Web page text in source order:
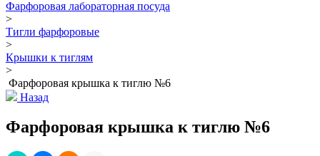
Фарфоровая лабораторная посуда
>
Тигли фарфоровые
>
Крышки к тиглям
>
Фарфоровая крышка к тиглю №6
Назад
Фарфоровая крышка к тиглю №6